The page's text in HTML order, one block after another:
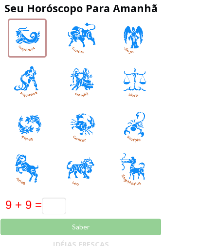
Seu Horóscopo Para Amanhã
Saber
IDÉIAS FRESCAS